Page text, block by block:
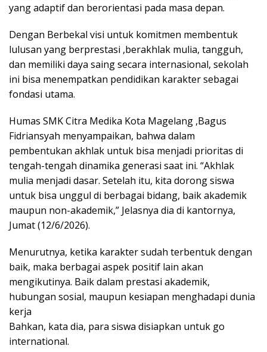
yang adaptif dan berorientasi pada masa depan.
Dengan Berbekal visi untuk komitmen membentuk
lulusan yang berprestasi ,berakhlak mulia, tangguh,
dan memiliki daya saing secara internasional, sekolah
ini bisa menempatkan pendidikan karakter sebagai
fondasi utama.
Humas SMK Citra Medika Kota Magelang ,Bagus
Fidriansyah menyampaikan, bahwa dalam
pembentukan akhlak untuk bisa menjadi prioritas di
tengah-tengah dinamika generasi saat ini. “Akhlak
mulia menjadi dasar. Setelah itu, kita dorong siswa
untuk bisa unggul di berbagai bidang, baik akademik
maupun non-akademik,” Jelasnya dia di kantornya,
Jumat (12/6/2026).
Menurutnya, ketika karakter sudah terbentuk dengan
baik, maka berbagai aspek positif lain akan
mengikutinya. Baik dalam prestasi akademik,
hubungan sosial, maupun kesiapan menghadapi dunia
kerja
Bahkan, kata dia, para siswa disiapkan untuk go
international.